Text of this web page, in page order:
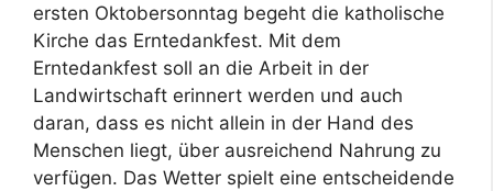
ersten Oktobersonntag begeht die katholische
Kirche das Erntedankfest. Mit dem
Erntedankfest soll an die Arbeit in der
Landwirtschaft erinnert werden und auch
daran, dass es nicht allein in der Hand des
Menschen liegt, über ausreichend Nahrung zu
verfügen. Das Wetter spielt eine entscheidende